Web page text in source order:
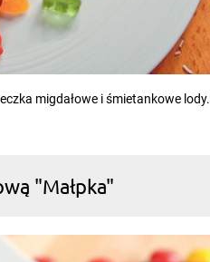
migdałowe i śmietankowe lody.
"Małpka"